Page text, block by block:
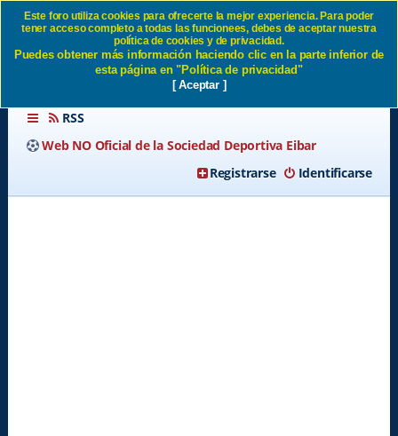
Iván "Pichu" Cuéllar SD Eibar
RSS
Web NO Oficial de la Sociedad Deportiva Eibar
Identificarse
Registrarse
Este foro utiliza cookies para ofrecerte la mejor experiencia. Para poder
tener acceso completo a todas las funcionees, debes de aceptar nuestra
política de cookies y de privacidad.
Puedes obtener más información haciendo clic en la parte inferior de
esta página en "Política de privacidad"
[ Aceptar ]